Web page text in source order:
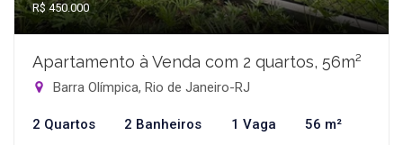
R$ 450.000
Apartamento à Venda com 2 quartos, 56m²
Barra Olímpica, Rio de Janeiro-RJ
2 Quartos 2 Banheiros 1 Vaga 56 m²